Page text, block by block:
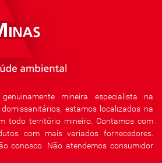
mineira especialista na
estamos localizados na
todo território mineiro. Contamos com
com mais variados fornecedores.
conosco. Não atendemos consumidor